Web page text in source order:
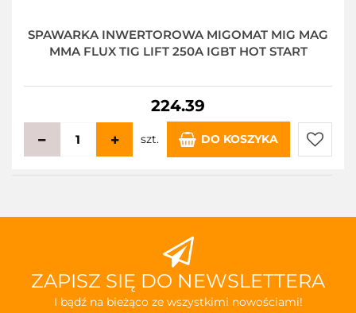
SPAWARKA INWERTOROWA MIGOMAT MIG MAG
MMA FLUX TIG LIFT 250A IGBT HOT START
224.39
szt. DO KOSZYKA
Do
ZAPISZ SIĘ DO NEWSLETTERA
I bądź na bieżąco ze wszystkimi nowościami!